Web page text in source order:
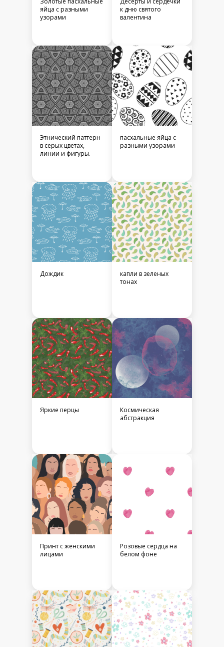
яйца с разными
узорами
к дню святого
валентина
Этнический паттерн
в серых цветах,
линии и фигуры.
пасхальные яйца с
разными узорами
Дождик
капли в зеленых
тонах
Яркие перцы
Космическая
абстракция
Принт с женскими
лицами
Розовые сердца на
белом фоне